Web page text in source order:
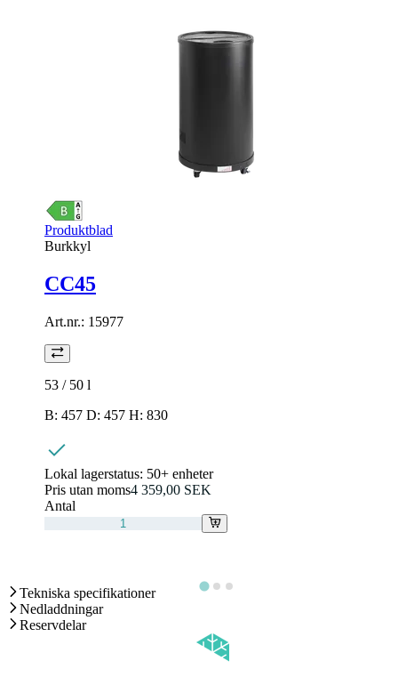
Produktblad
Burkkyl
CC45
Art.nr.: 15977
53 / 50 l
B: 457 D: 457 H: 830
Lokal lagerstatus: 50+ enheter
Pris utan moms4 359,00 SEK
Antal
Tekniska specifikationer
Nedladdningar
Reservdelar